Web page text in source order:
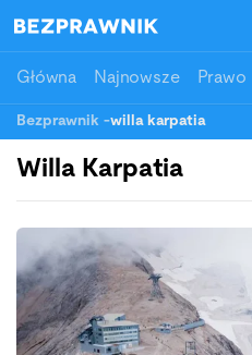
Główna Najnowsze Prawo
Bezprawnik -willa karpatia
Willa Karpatia